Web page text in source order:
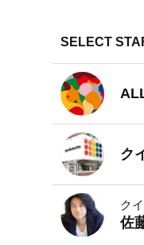
SELECT
ク
ク
佐